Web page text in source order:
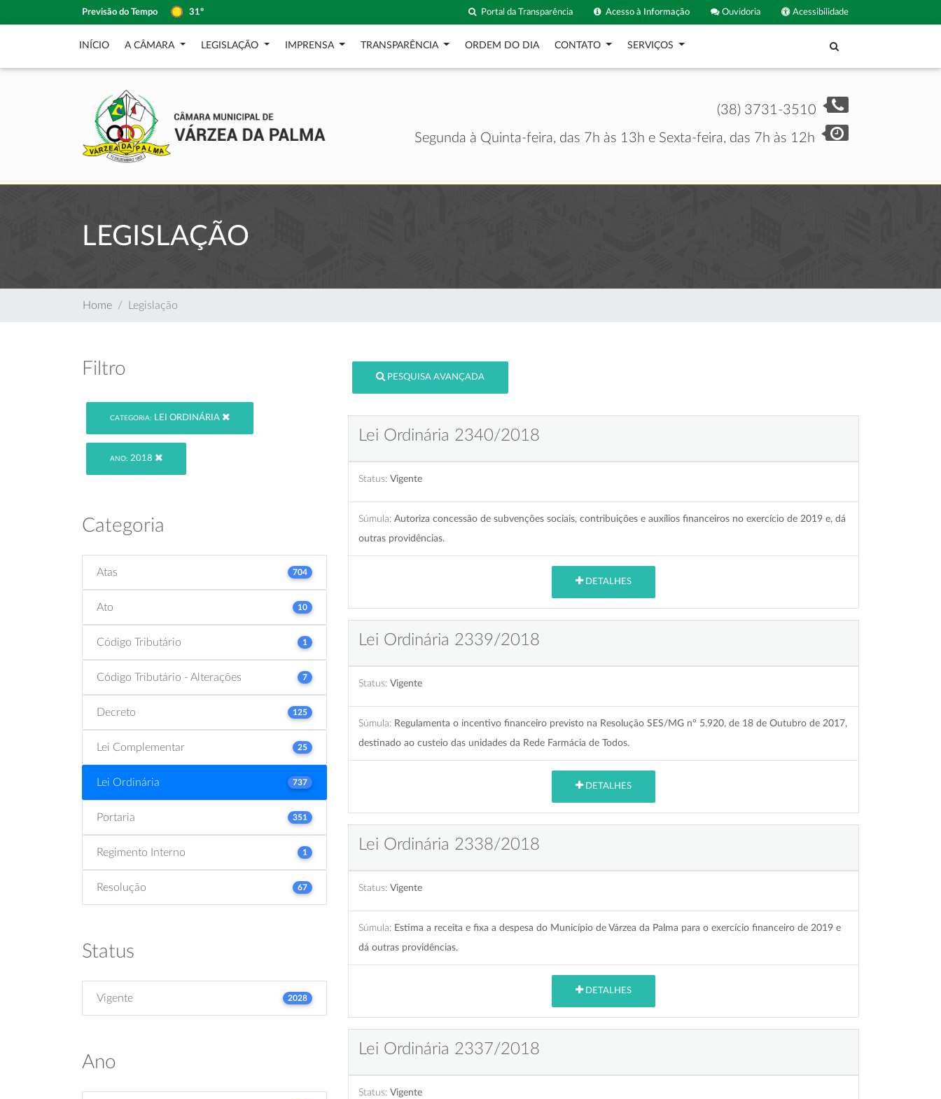
Previsão do Tempo 31º Acessibilidade
Ouvidoria
Acesso à Informação
Portal da Transparência
INÍCIO A CÂMARA LEGISLAÇÃO IMPRENSA TRANSPARÊNCIA ORDEM DO DIA CONTATO SERVIÇOS
(38) 3731-3510
Segunda à Quinta-feira, das 7h às 13h e Sexta-feira, das 7h às 12h
LEGISLAÇÃO
Home Legislação
Filtro
CATEGORIA: LEI ORDINÁRIA
ANO: 2018
Categoria
Atas 704
Ato 10
Código Tributário 1
Código Tributário - Alterações 7
Decreto 125
Lei Complementar 25
Lei Ordinária 737
Portaria 351
Regimento Interno 1
Resolução 67
Status
Vigente 2028
Ano
PESQUISA AVANÇADA
Lei Ordinária 2340/2018
Status: Vigente
Súmula: Autoriza concessão de subvenções sociais, contribuições e auxílios financeiros no exercício de 2019 e, dá
outras providências.
DETALHES
Lei Ordinária 2339/2018
Status: Vigente
Súmula: Regulamenta o incentivo financeiro previsto na Resolução SES/MG nº 5.920, de 18 de Outubro de 2017,
destinado ao custeio das unidades da Rede Farmácia de Todos.
DETALHES
Lei Ordinária 2338/2018
Status: Vigente
Súmula: Estima a receita e fixa a despesa do Município de Várzea da Palma para o exercício financeiro de 2019 e
dá outras providências.
DETALHES
Lei Ordinária 2337/2018
Status: Vigente